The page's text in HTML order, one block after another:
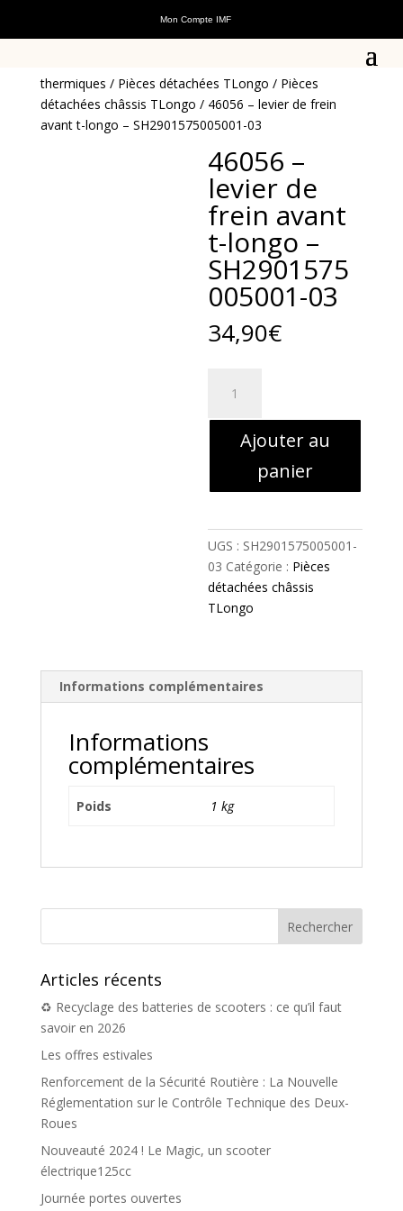
Mon Compte IMF
thermiques / Pièces détachées TLongo / Pièces
détachées châssis TLongo / 46056 – levier de frein
avant t-longo – SH2901575005001-03
46056 –
levier de
frein avant
t-longo –
SH2901575
005001-03
34,90€
46056
t-
longo
-
SH2901575005001-
Ajouter au
panier
UGS : SH2901575005001-
03 Catégorie : Pièces
détachées châssis
TLongo
Informations complémentaires
Informations
complémentaires
Poids 1 kg
Articles récents
♻️ Recyclage des batteries de scooters : ce qu’il faut
savoir en 2026
Les offres estivales
Renforcement de la Sécurité Routière : La Nouvelle
Réglementation sur le Contrôle Technique des Deux-
Roues
Nouveauté 2024 ! Le Magic, un scooter
électrique125cc
Journée portes ouvertes